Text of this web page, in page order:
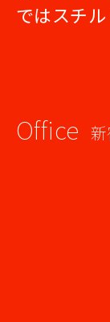
ではスチ
Office